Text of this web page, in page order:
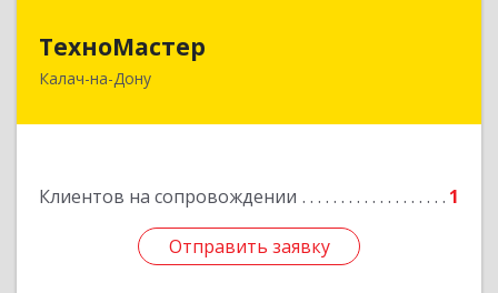
ТехноМастер
Калач-на-Дону
Клиентов на сопровождении 1
Отправить заявку
404503, Волгоградская обл, Калач-на-Дону г,
Отправить заявку